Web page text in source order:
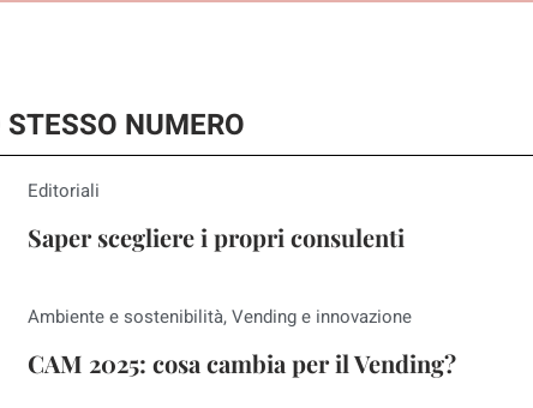
NUMERO
Editoriali
Saper scegliere i propri consulenti
Ambiente e sostenibilità,Vending e innovazione
CAM 2025: cosa cambia per il Vending?